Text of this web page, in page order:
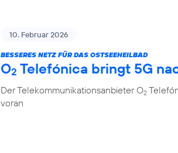
10. Februar 2026
BESSERES NETZ FÜR DAS OSTSEEHEILBAD
O2 Telefónica bringt 5G
Der Telekommunikationsanbieter O2
voran